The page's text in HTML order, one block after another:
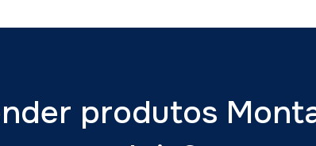
produtos